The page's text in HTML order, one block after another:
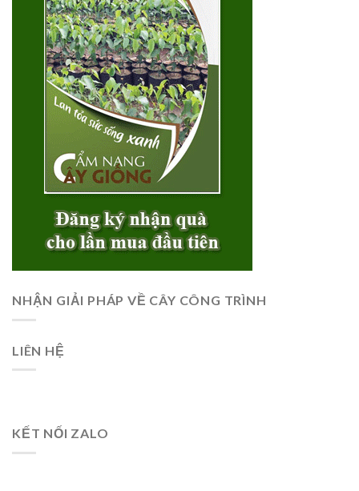
NHẬN GIẢI PHÁP VỀ CÂY CÔNG TRÌNH
LIÊN HỆ
KẾT NỐI ZALO